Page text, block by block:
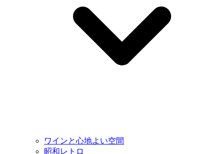
ワインと心地よい空間
昭和レトロ